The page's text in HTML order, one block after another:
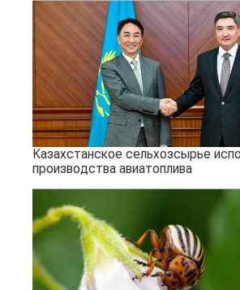
Казахстанское сельхозсырье
производства авиатоплива